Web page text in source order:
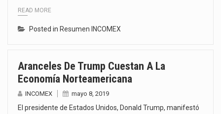
READ MORE
Posted in Resumen INCOMEX
Aranceles De Trump Cuestan A La
Economía Norteamericana
INCOMEX mayo 8, 2019
El presidente de Estados Unidos, Donald Trump, manifestó